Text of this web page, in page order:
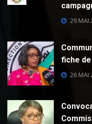
29 MAI
fiche
26 MAI